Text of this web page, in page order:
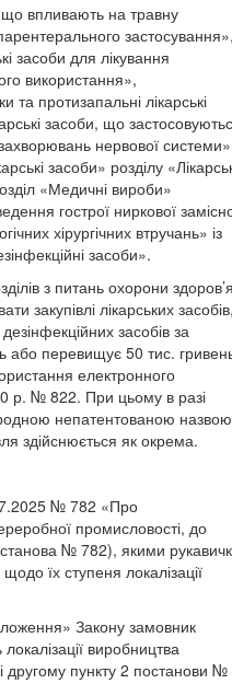
що впливають на травну
застосування»,
засоби для лікування
використання»,
та протизапальні лікарські
засоби, що
нервової
засоби» розділу
«Медичні вироби»
гострої ниркової
хірургічних втручань» із
засоби».
з питань охорони здоров’я
закупівлі лікарських засобів,
засобів за
або перевищує 50 тис.
електронного
р. № 822. При цьому в разі
непатентованою назвою
здійснюється як окрема.
№ 782 «Про
промисловості, до
№ 782), якими
їх ступеня локалізації
Закону замовник
виробництва
другому пункту 2 постанови №